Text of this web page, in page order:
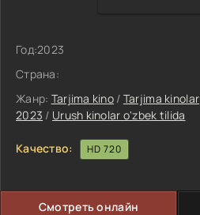
Год:2023
Страна:
Жанр: Tarjima kino / Tarjima kinolar
2023 / Urush kinolar o'zbek tilida
Качество: HD 720
Смотреть онлайн